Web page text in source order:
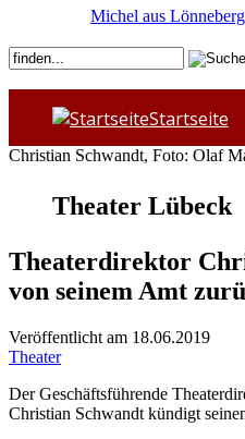
Startseite
Christian Schwandt, Foto: Olaf
Theater Lübeck
Theaterdirektor
von seinem Amt
Veröffentlicht am 18.06.2019
Theater
Der Geschäftsführende
Christian Schwandt kündigt
Michel aus